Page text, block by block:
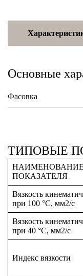
Основные
Фасовка
ТИПОВЫЕ
НАИМЕНОВАНИЕ
ПОКАЗАТЕЛЯ
Вязкость
при 100 °С, мм2/с
Вязкость
при 40 °С, мм2/с
Индекс вязкости